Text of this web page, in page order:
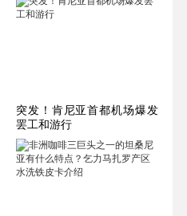
突发！肯尼亚首都机场爆发
罢工和游行